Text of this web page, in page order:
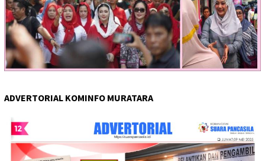
ADVERTORIAL KOMINFO MURATARA